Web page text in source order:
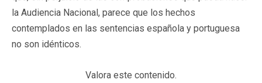
la Audiencia Nacional, parece que los hechos
contemplados en las sentencias española y portuguesa
no son idénticos.
Valora este contenido.